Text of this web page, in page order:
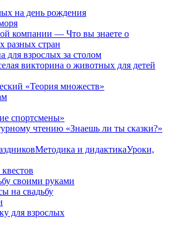
на день рождения
компании — Что вы знаете о
разных стран
для взрослых за столом
викторина о животных для детей
«Теория множеств»
спортсмены»
чтению «Знаешь ли ты сказки?»
Методика и дидактикаУроки,
своими руками
на свадьбу
для взрослых